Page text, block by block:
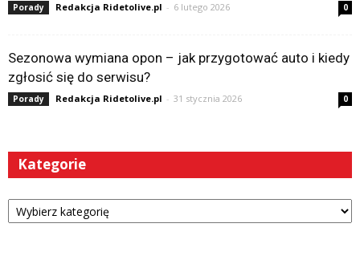
Porady Redakcja Ridetolive.pl - 6 lutego 2026 0
Sezonowa wymiana opon – jak przygotować auto i kiedy
zgłosić się do serwisu?
Porady Redakcja Ridetolive.pl - 31 stycznia 2026 0
Kategorie
Kategorie